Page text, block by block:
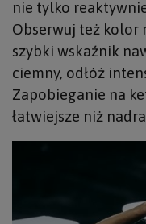
nie tylko
Obserwuj też kolor
szybki wskaźnik
ciemny, odłóż
Zapobieganie na
łatwiejsze niż